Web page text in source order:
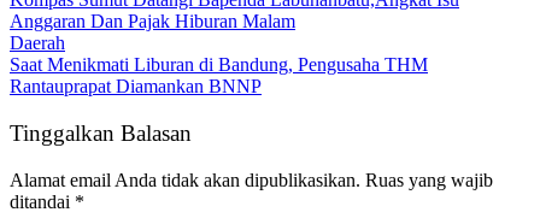
Anggaran Dan Pajak Hiburan Malam
Daerah
Saat Menikmati Liburan di Bandung, Pengusaha THM
Rantauprapat Diamankan BNNP
Tinggalkan Balasan
Alamat email Anda tidak akan dipublikasikan. Ruas yang wajib
ditandai *